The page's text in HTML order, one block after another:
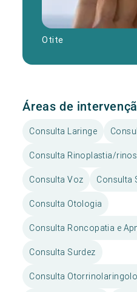
Otite
Áreas de
Consulta Laringe
Consulta Rinoplastia/
Consulta Voz Consulta
Consulta Otologia
Consulta Roncopatia e
Consulta Surdez
Consulta